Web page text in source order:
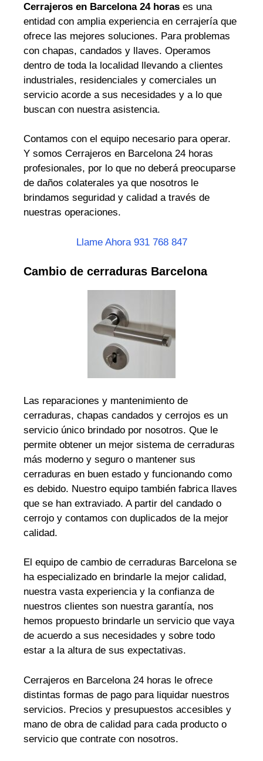
Cerrajeros en Barcelona 24 horas es una
entidad con amplia experiencia en cerrajería que
ofrece las mejores soluciones. Para problemas
con chapas, candados y llaves. Operamos
dentro de toda la localidad llevando a clientes
industriales, residenciales y comerciales un
servicio acorde a sus necesidades y a lo que
buscan con nuestra asistencia.
Contamos con el equipo necesario para operar.
Y somos Cerrajeros en Barcelona 24 horas
profesionales, por lo que no deberá preocuparse
de daños colaterales ya que nosotros le
brindamos seguridad y calidad a través de
nuestras operaciones.
Llame Ahora 931 768 847
Cambio de cerraduras Barcelona
Las reparaciones y mantenimiento de
cerraduras, chapas candados y cerrojos es un
servicio único brindado por nosotros. Que le
permite obtener un mejor sistema de cerraduras
más moderno y seguro o mantener sus
cerraduras en buen estado y funcionando como
es debido. Nuestro equipo también fabrica llaves
que se han extraviado. A partir del candado o
cerrojo y contamos con duplicados de la mejor
calidad.
El equipo de cambio de cerraduras Barcelona se
ha especializado en brindarle la mejor calidad,
nuestra vasta experiencia y la confianza de
nuestros clientes son nuestra garantía, nos
hemos propuesto brindarle un servicio que vaya
de acuerdo a sus necesidades y sobre todo
estar a la altura de sus expectativas.
Cerrajeros en Barcelona 24 horas le ofrece
distintas formas de pago para liquidar nuestros
servicios. Precios y presupuestos accesibles y
mano de obra de calidad para cada producto o
servicio que contrate con nosotros.